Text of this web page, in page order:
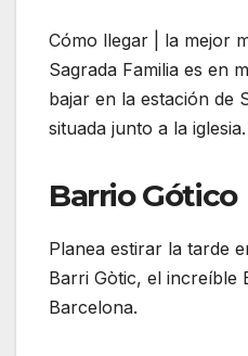
Cómo llegar | la mejor
Sagrada Familia es en
bajar en la estación de
situada junto a la iglesia.
Barrio Gótico
Planea estirar la tarde
Barri Gòtic, el increíble
Barcelona.